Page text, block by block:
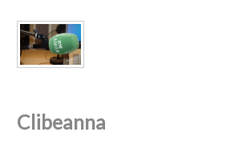
Clibeanna